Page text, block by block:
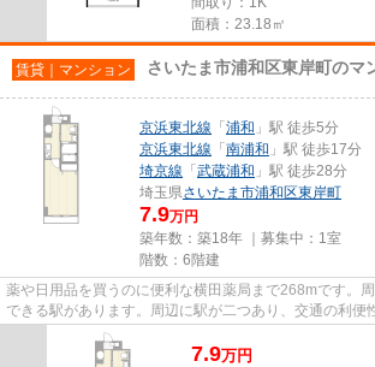
面積：23.18㎡
賃貸｜マンション さいたま市浦和区東岸町のマ
京浜東北線 「 浦和 」駅 徒歩5分
京浜東北線 「 南浦和 」駅 徒歩17分
埼京線 「 武蔵浦和 」駅 徒歩28分
埼玉県さいたま市浦和区東岸町
7.9万円
築年数：築18年 ｜募集中： 1室
階数：6階建
薬や日用品を買うのに便利な横田薬局まで268mです。
できる駅があります。周辺に駅が二つあり、交通の利便
ザインに関して、自信をもって...
7.9万円